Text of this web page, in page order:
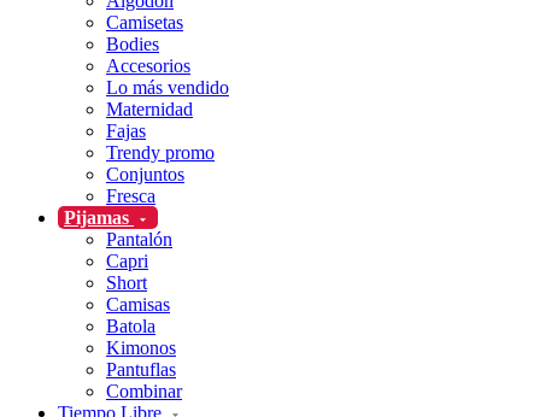
Camisetas
Bodies
Accesorios
Lo más vendido
Maternidad
Fajas
Trendy promo
Conjuntos
Fresca
Pijamas
Pantalón
Capri
Short
Camisas
Batola
Kimonos
Pantuflas
Combinar
Tiempo Libre